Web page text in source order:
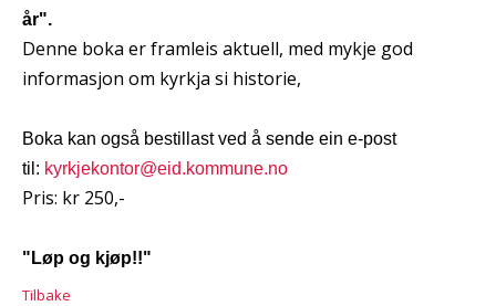
KONTAKT
år".
Denne boka er framleis aktuell, med mykje god
informasjon om kyrkja si historie,
Boka kan også bestillast ved å sende ein e-post
til: kyrkjekontor@eid.kommune.no
Pris: kr 250,-
"Løp og kjøp!!"
Tilbake